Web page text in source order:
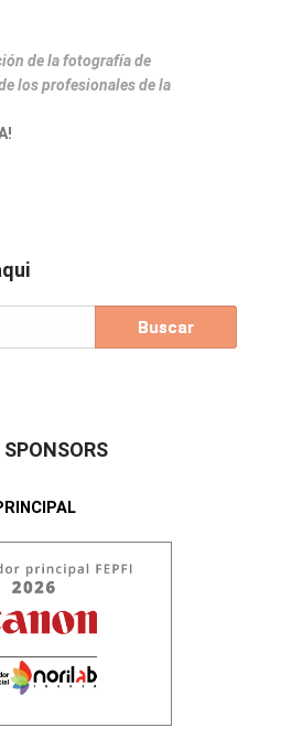
de la fotografía de
los profesionales de la